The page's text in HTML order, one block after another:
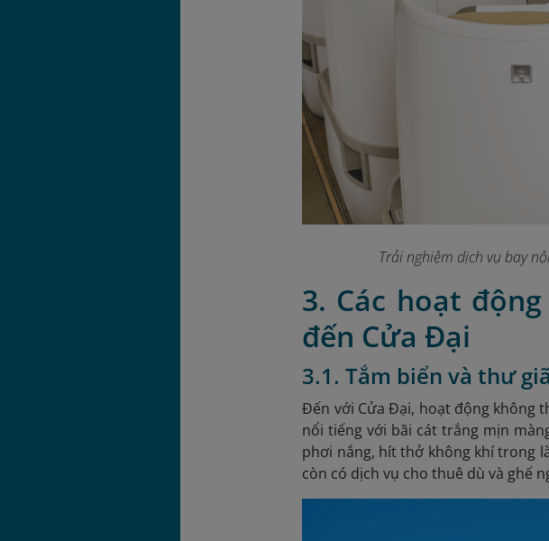
Trải nghiệm dịch vụ bay
3. Các hoạt
đến Cửa Đại
3.1. Tắm biển và thư
Đến với Cửa Đại, hoạt động không
nổi tiếng với bãi cát trắng mịn
phơi nắng, hít thở không khí trong
còn có dịch vụ cho thuê dù và ghế